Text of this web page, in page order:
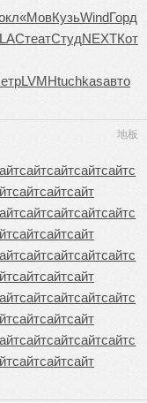
«МовКузьWindГорд
театСтудNEXTКот
LVMHtuchkasавто
地板
сайтсайтсайтсайтс
сайтсайтсайт
сайтсайтсайтсайтс
сайтсайтсайт
сайтсайтсайтсайтс
сайтсайтсайт
сайтсайтсайтсайтс
сайтсайтсайт
сайтсайтсайтсайтс
сайтсайтсайт